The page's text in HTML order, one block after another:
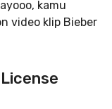
kamu
video klip Bieber